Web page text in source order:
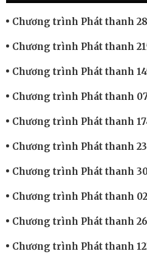
Chương trình Phát thanh
Chương trình Phát thanh
Chương trình Phát thanh
Chương trình Phát thanh
Chương trình Phát thanh
Chương trình Phát thanh
Chương trình Phát thanh
Chương trình Phát thanh
Chương trình Phát thanh
Chương trình Phát thanh